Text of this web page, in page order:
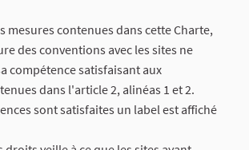
mesures contenues dans cette Charte,
des conventions avec les sites ne
compétence satisfaisant aux
dans l'article 2, alinéas 1 et 2.
sont satisfaites un label est affiché